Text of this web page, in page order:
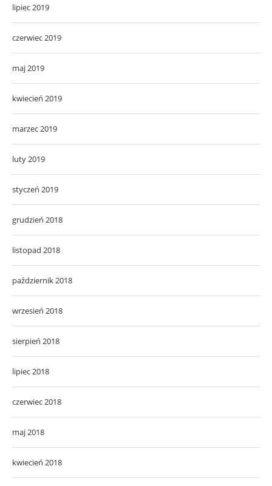
lipiec 2019
czerwiec 2019
maj 2019
kwiecień 2019
marzec 2019
luty 2019
styczeń 2019
grudzień 2018
listopad 2018
październik 2018
wrzesień 2018
sierpień 2018
lipiec 2018
czerwiec 2018
maj 2018
kwiecień 2018